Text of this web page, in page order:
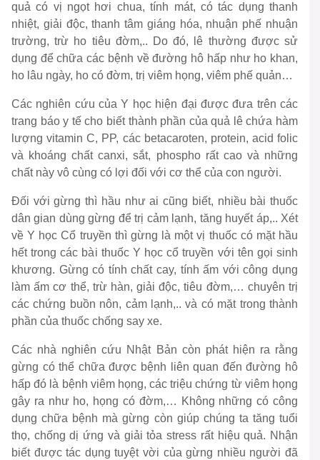
quả có vị ngọt hơi chua, tính mát, có tác dụng thanh
nhiệt, giải độc, thanh tâm giáng hóa, nhuận phế nhuận
trường, trừ ho tiêu đờm,.. Do đó, lê thường được sử
dụng để chữa các bệnh về đường hô hấp như ho khan,
ho lâu ngày, ho có đờm, trị viêm họng, viêm phế quản…
Các nghiên cứu của Y học hiện đại được đưa trên các
trang báo y tế cho biết thành phần của quả lê chứa hàm
lượng vitamin C, PP, các betacaroten, protein, acid folic
và khoáng chất canxi, sắt, phospho rất cao và những
chất này vô cùng có lợi đối với cơ thể của con người.
Đối với gừng thì hầu như ai cũng biết, nhiều bài thuốc
dân gian dùng gừng để trị cảm lạnh, tăng huyết áp,.. Xét
về Y học Cổ truyền thì gừng là một vị thuốc có mặt hầu
hết trong các bài thuốc Y học cổ truyền với tên gọi sinh
khương. Gừng có tính chất cay, tính ấm với công dụng
làm ấm cơ thể, trừ hàn, giải độc, tiêu đờm,… chuyên trị
các chứng buồn nôn, cảm lạnh,.. và có mặt trong thành
phần của thuốc chống say xe.
Các nhà nghiên cứu Nhật Bản còn phát hiện ra rằng
gừng có thể chữa được bệnh liên quan đến đường hô
hấp đó là bệnh viêm họng, các triệu chứng từ viêm họng
gây ra như ho, họng có đờm,… Không những có công
dụng chữa bệnh mà gừng còn giúp chúng ta tăng tuổi
thọ, chống dị ứng và giải tỏa stress rất hiệu quả. Nhận
biết được tác dụng tuyệt vời của gừng nhiều người đã